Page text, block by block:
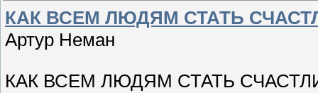
КАК ВСЕМ ЛЮДЯМ СТАТЬ
Артур Неман
КАК ВСЕМ ЛЮДЯМ СТАТЬ